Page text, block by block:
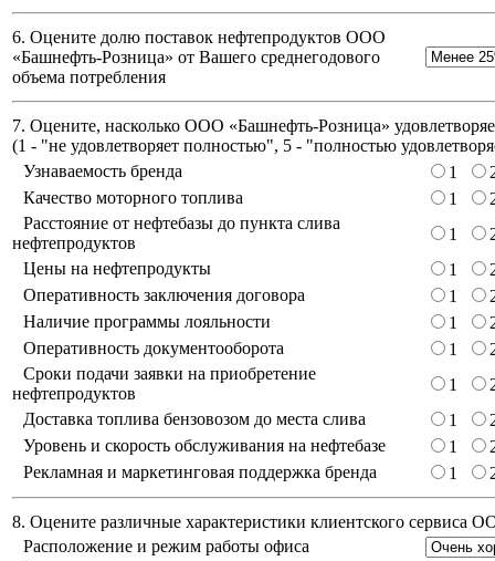
6. Оцените долю поставок нефтепродуктов ООО
«Башнефть-Розница» от Вашего среднегодового
объема потребления
7. Оцените, насколько ООО «Башнефть-Розница»
(1 - "не удовлетворяет полностью", 5 - "полностью
Узнаваемость бренда
1
Качество моторного топлива
1
Расстояние от нефтебазы до пункта слива
нефтепродуктов
1
Цены на нефтепродукты
1
Оперативность заключения договора
1
Наличие программы лояльности
1
Оперативность документооборота
1
Сроки подачи заявки на приобретение
нефтепродуктов
1
Доставка топлива бензовозом до места слива
1
Уровень и скорость обслуживания на нефтебазе
1
Рекламная и маркетинговая поддержка бренда
1
8. Оцените различные характеристики клиентского сервиса
Расположение и режим работы офиса